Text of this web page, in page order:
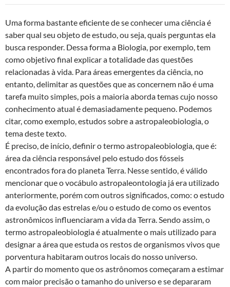
Uma forma bastante eficiente de se conhecer uma ciência é
saber qual seu objeto de estudo, ou seja, quais perguntas ela
busca responder. Dessa forma a Biologia, por exemplo, tem
como objetivo final explicar a totalidade das questões
relacionadas à vida. Para áreas emergentes da ciência, no
entanto, delimitar as questões que as concernem não é uma
tarefa muito simples, pois a maioria aborda temas cujo nosso
conhecimento atual é demasiadamente pequeno. Podemos
citar, como exemplo, estudos sobre a astropaleobiologia, o
tema deste texto.
É preciso, de início, definir o termo astropaleobiologia, que é:
área da ciência responsável pelo estudo dos fósseis
encontrados fora do planeta Terra. Nesse sentido, é válido
mencionar que o vocábulo astropaleontologia já era utilizado
anteriormente, porém com outros significados, como: o estudo
da evolução das estrelas e/ou o estudo de como os eventos
astronômicos influenciaram a vida da Terra. Sendo assim, o
termo astropaleobiologia é atualmente o mais utilizado para
designar a área que estuda os restos de organismos vivos que
porventura habitaram outros locais do nosso universo.
A partir do momento que os astrônomos começaram a estimar
com maior precisão o tamanho do universo e se depararam